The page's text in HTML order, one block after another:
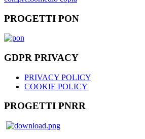
PROGETTI PON
GDPR PRIVACY
PRIVACY POLICY
COOKIE POLICY
PROGETTI PNRR